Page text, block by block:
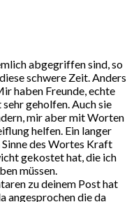
abgegriffen sind, so
schwere Zeit. Anders
haben Freunde, echte
geholfen. Auch sie
mir aber mit Worten
helfen. Ein langer
des Wortes Kraft
gekostet hat, die ich
müssen.
zu deinem Post hat
angesprochen die da